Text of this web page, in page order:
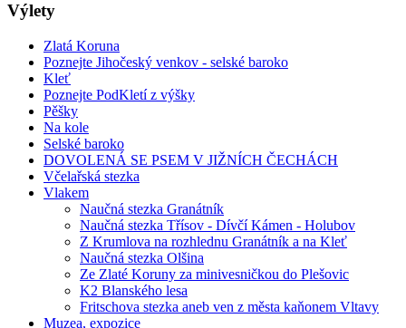
Výlety
Zlatá Koruna
Poznejte Jihočeský venkov - selské baroko
Kleť
Poznejte PodKletí z výšky
Pěšky
Na kole
Selské baroko
DOVOLENÁ SE PSEM V JIŽNÍCH ČECHÁCH
Včelařská stezka
Vlakem
Naučná stezka Granátník
Naučná stezka Třísov - Dívčí Kámen - Holubov
Z Krumlova na rozhlednu Granátník a na Kleť
Naučná stezka Olšina
Ze Zlaté Koruny za minivesničkou do Plešovic
K2 Blanského lesa
Fritschova stezka aneb ven z města kaňonem Vltavy
Muzea, expozice